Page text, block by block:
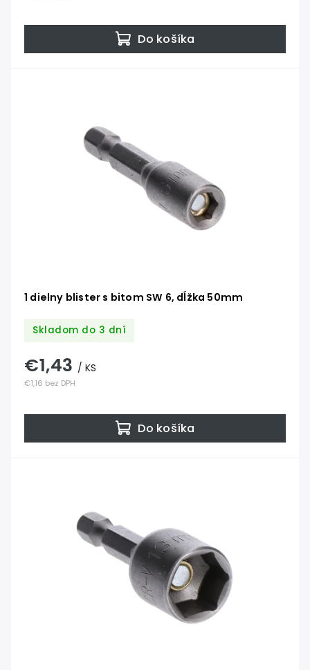
Do košíka
1 dielny blister s bitom SW 6, dĺžka 50mm
Skladom do 3 dní
€1,16 bez DPH
€1,43 / KS
Do košíka